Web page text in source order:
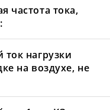
частота тока,
нагрузки
на воздухе, не